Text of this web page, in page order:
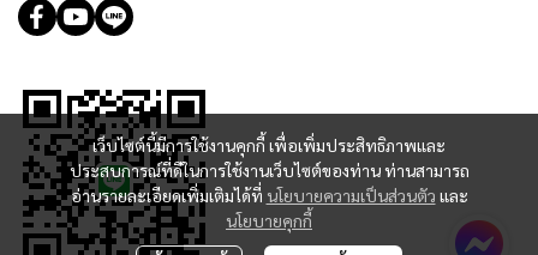
เว็บไซต์นี้มีการใช้งานคุกกี้ เพื่อเพิ่มประสิทธิภาพและ
ประสบการณ์ที่ดีในการใช้งานเว็บไซต์ของท่าน ท่านสามารถ
อ่านรายละเอียดเพิ่มเติมได้ที่ นโยบายความเป็นส่วนตัว และ
นโยบายคุกกี้